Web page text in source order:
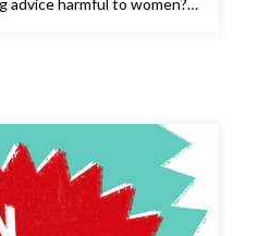
advice harmful to women?
(music) and Bonnie
musical identity : Jean-
Bonnie El Bokeili (voice).
Brothier (Upian). Program
director : David Carzon.
Boeri-Charles.